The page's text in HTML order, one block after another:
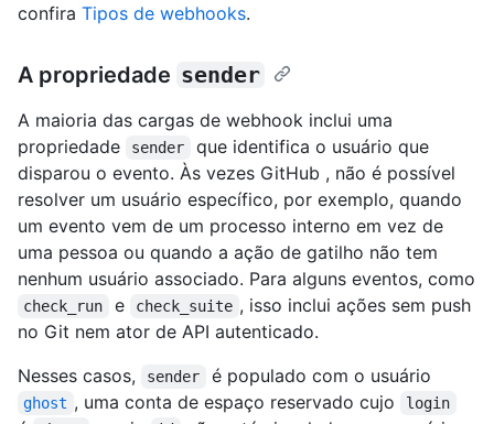
confira Tipos de webhooks.
A propriedade sender
A maioria das cargas de webhook inclui uma
propriedade
sender
que identifica o usuário que
disparou o evento. Às vezes GitHub , não é possível
resolver um usuário específico, por exemplo, quando
um evento vem de um processo interno em vez de
uma pessoa ou quando a ação de gatilho não tem
nenhum usuário associado. Para alguns eventos, como
check_run e check_suite , isso inclui ações sem push
no Git nem ator de API autenticado.
Nesses casos,
sender é populado com o usuário
ghost , uma conta de espaço reservado cujo login